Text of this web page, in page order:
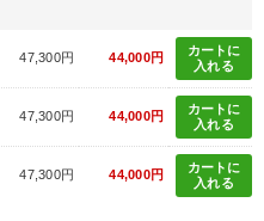
47,300円 44,000円
カートに
入れる
47,300円 44,000円
カートに
入れる
47,300円 44,000円
カートに
入れる